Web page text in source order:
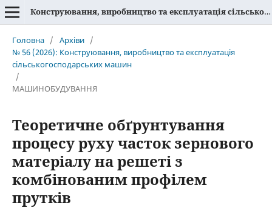
Конструювання, виробництво та експлуатація сільськогосподарських машин
Головна / Архіви /
№ 56 (2026): Конструювання, виробництво та експлуатація
сільськогосподарських машин
/
МАШИНОБУДУВАННЯ
Теоретичне обґрунтування
процесу руху часток зернового
матеріалу на решеті з
комбінованим профілем
прутків